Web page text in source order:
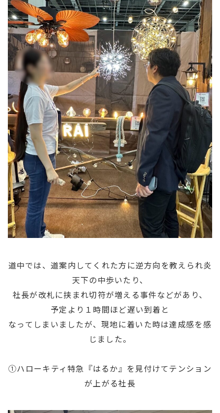
道中では、道案内してくれた方に逆方向を教えられ炎
天下の中歩いたり、
社長が改札に挟まれ切符が増える事件などがあり、
予定より１時間ほど遅い到着と
なってしまいましたが、現地に着いた時は達成感を感
じました。
①ハローキティ特急『はるか』を見付けてテンション
が上がる社長